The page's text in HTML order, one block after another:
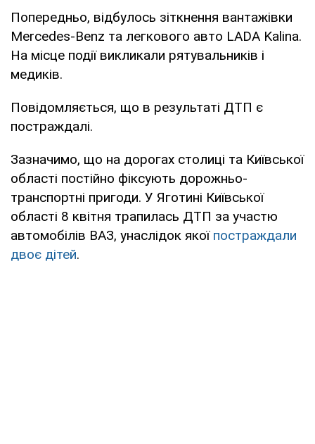
Попередньо, відбулось зіткнення вантажівки
Mercedes-Benz та легкового авто LADA Kalina.
На місце події викликали рятувальників і
медиків.
Повідомляється, що в результаті ДТП є
постраждалі.
Зазначимо, що на дорогах столиці та Київської
області постійно фіксують дорожньо-
транспортні пригоди. У Яготині Київської
області 8 квітня трапилась ДТП за участю
автомобілів ВАЗ, унаслідок якої постраждали
двоє дітей.